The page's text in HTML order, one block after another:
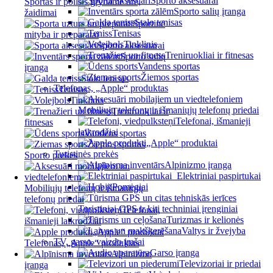
žaidimai
Sportinė
mityba ir preparatai
Sporto aksesuarai
Sporto salių
įranga
Stalo tenisas
Tenisas
Tinklinis
Treniruokliai ir
fitnesas
Vandens sportas
Žiemos sportas
Sporto prekės
Mobiliųjų telefonų ir išmaniųjų
telefonų priedai
Telefonai,
išmanieji laikrodžiai
„Apple“ produktai
Telefonas, „Apple“ produktas
Alpinizmo
įranga
Sporto salių įranga
Stalo tenisas
Tenisas
Tinklinis
Treniruokliai ir fitnesas
Vandens sportas
Žiemos sportas
Telefonas, „Apple“ produktas
Mobiliųjų telefonų ir išmaniųjų telefonų priedai
Telefonai, išmanieji
laikrodžiai
„Apple“ produktai
Turistinės prekės
Alpinizmo įranga
Elektriniai paspirtukai
Pomėgiai
Turistiniai GPS ir kiti techniniai įrenginiai
Turizmas ir kelionės
Valtys ir žvejyba
TV, garso, vaizdo įrašai
Garso įranga
Televizoriai ir priedai